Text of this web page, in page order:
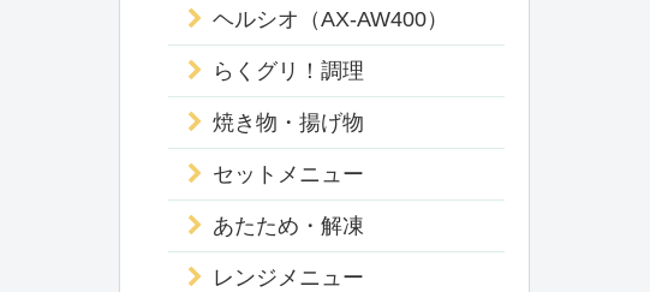
ヘルシオ（AX-AW400）
らくグリ！調理
焼き物・揚げ物
セットメニュー
あたため・解凍
レンジメニュー